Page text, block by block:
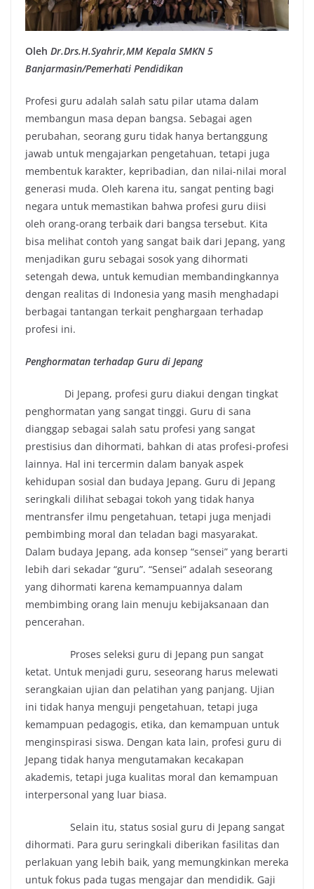
Oleh Dr.Drs.H.Syahrir,MM Kepala SMKN 5
Banjarmasin/Pemerhati Pendidikan
Profesi guru adalah salah satu pilar utama dalam
membangun masa depan bangsa. Sebagai agen
perubahan, seorang guru tidak hanya bertanggung
jawab untuk mengajarkan pengetahuan, tetapi juga
membentuk karakter, kepribadian, dan nilai-nilai moral
generasi muda. Oleh karena itu, sangat penting bagi
negara untuk memastikan bahwa profesi guru diisi
oleh orang-orang terbaik dari bangsa tersebut. Kita
bisa melihat contoh yang sangat baik dari Jepang, yang
menjadikan guru sebagai sosok yang dihormati
setengah dewa, untuk kemudian membandingkannya
dengan realitas di Indonesia yang masih menghadapi
berbagai tantangan terkait penghargaan terhadap
profesi ini.
Penghormatan terhadap Guru di Jepang
Di Jepang, profesi guru diakui dengan tingkat
penghormatan yang sangat tinggi. Guru di sana
dianggap sebagai salah satu profesi yang sangat
prestisius dan dihormati, bahkan di atas profesi-profesi
lainnya. Hal ini tercermin dalam banyak aspek
kehidupan sosial dan budaya Jepang. Guru di Jepang
seringkali dilihat sebagai tokoh yang tidak hanya
mentransfer ilmu pengetahuan, tetapi juga menjadi
pembimbing moral dan teladan bagi masyarakat.
Dalam budaya Jepang, ada konsep “sensei” yang berarti
lebih dari sekadar “guru”. “Sensei” adalah seseorang
yang dihormati karena kemampuannya dalam
membimbing orang lain menuju kebijaksanaan dan
pencerahan.
Proses seleksi guru di Jepang pun sangat
ketat. Untuk menjadi guru, seseorang harus melewati
serangkaian ujian dan pelatihan yang panjang. Ujian
ini tidak hanya menguji pengetahuan, tetapi juga
kemampuan pedagogis, etika, dan kemampuan untuk
menginspirasi siswa. Dengan kata lain, profesi guru di
Jepang tidak hanya mengutamakan kecakapan
akademis, tetapi juga kualitas moral dan kemampuan
interpersonal yang luar biasa.
Selain itu, status sosial guru di Jepang sangat
dihormati. Para guru seringkali diberikan fasilitas dan
perlakuan yang lebih baik, yang memungkinkan mereka
untuk fokus pada tugas mengajar dan mendidik. Gaji